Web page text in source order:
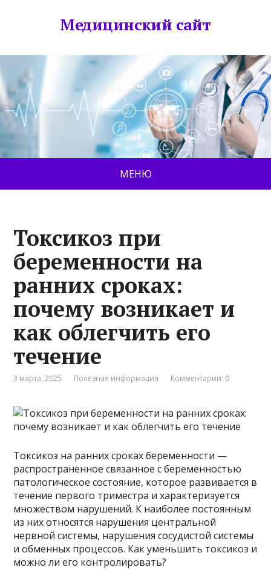
Медицинский сайт
МЕНЮ
Токсикоз при
беременности на
ранних сроках:
почему возникает и
как облегчить его
течение
3 марта, 2025 Полезная информация Комментарии: 0
Токсикоз на ранних сроках беременности —
распространенное связанное с беременностью
патологическое состояние, которое развивается в
течение первого триместра и характеризуется
множеством нарушений. К наиболее постоянным
из них относятся нарушения центральной
нервной системы, нарушения сосудистой системы
и обменных процессов. Как уменьшить токсикоз и
можно ли его контролировать?